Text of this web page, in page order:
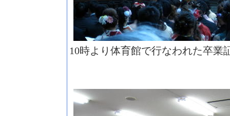
10時より体育館で行なわれた卒業